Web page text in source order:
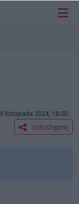
listopada 2024, 18:00
Udostępnij